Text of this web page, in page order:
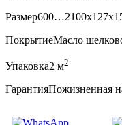
Размер
ПокрытиеМасло
Упаковка2 м2
ГарантияПожизненная